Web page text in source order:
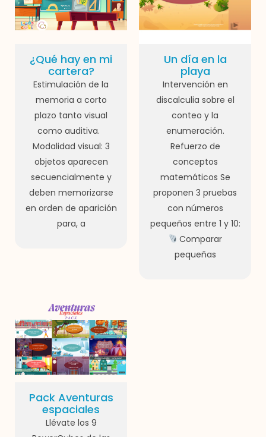
¿Qué hay en mi
cartera?
Estimulación de la
memoria a corto
plazo tanto visual
como auditiva.
Modalidad visual: 3
objetos aparecen
secuencialmente y
deben memorizarse
en orden de aparición
para, a
Un día en la
playa
Intervención en
discalculia sobre el
conteo y la
enumeración.
Refuerzo de
conceptos
matemáticos Se
proponen 3 pruebas
con números
pequeños entre 1 y 10:
Comparar
pequeñas
Pack Aventuras
espaciales
Llévate los 9